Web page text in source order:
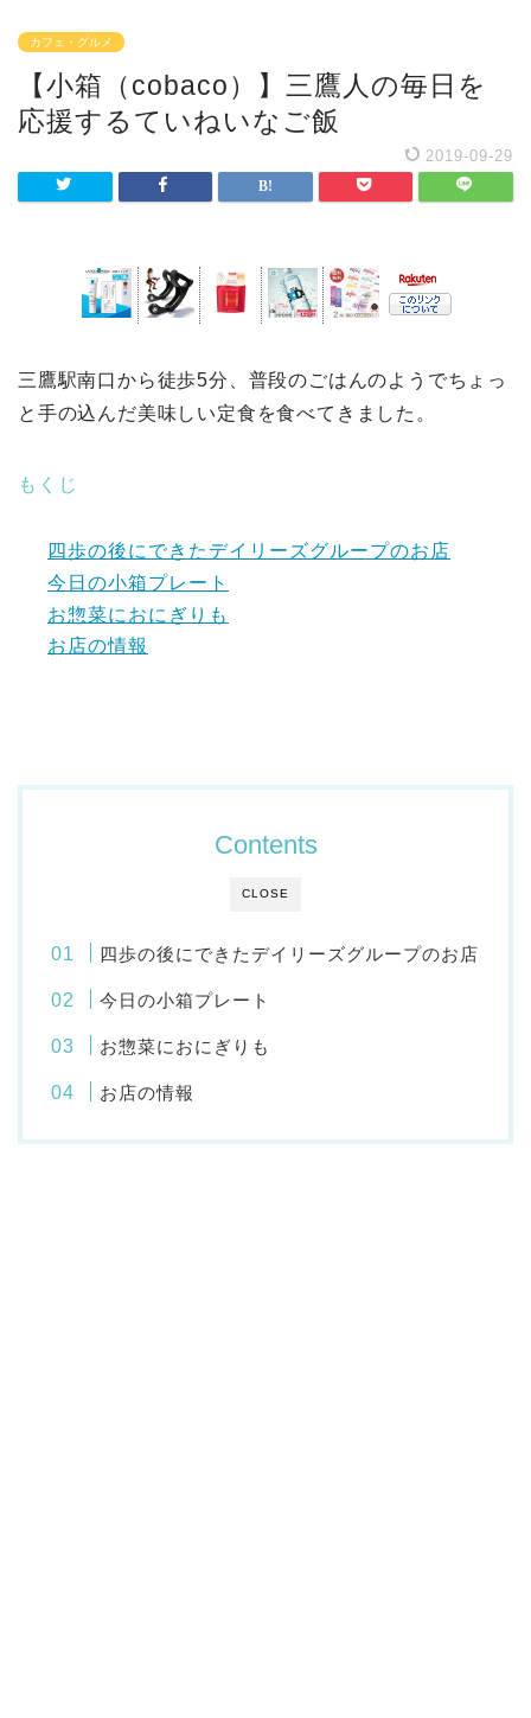
カフェ・グルメ
【小箱（cobaco）】三鷹人の毎日を
応援するていねいなご飯
2019-09-29
三鷹駅南口から徒歩5分、普段のごはんのようでちょっ
と手の込んだ美味しい定食を食べてきました。
もくじ
四歩の後にできたデイリーズグループのお店
今日の小箱プレート
お惣菜におにぎりも
お店の情報
CLOSE
Contents
四歩の後にできたデイリーズグループのお店
今日の小箱プレート
お惣菜におにぎりも
お店の情報